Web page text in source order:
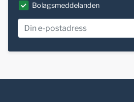
Bolagsmeddelanden